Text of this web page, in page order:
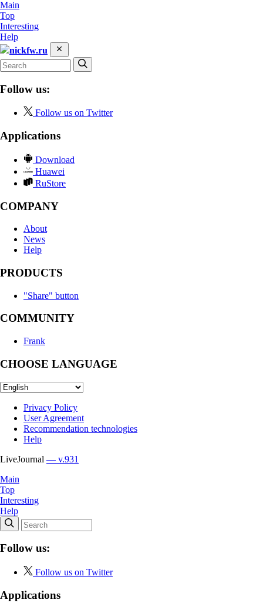
Main
Top
Interesting
Help
nickfw.ru
Follow us:
Follow us on Twitter
Applications
Download
Huawei
RuStore
COMPANY
About
News
Help
PRODUCTS
"Share" button
COMMUNITY
Frank
CHOOSE LANGUAGE
Privacy Policy
User Agreement
Recommendation technologies
Help
LiveJournal — v.931
Main
Top
Interesting
Help
Follow us:
Follow us on Twitter
Applications